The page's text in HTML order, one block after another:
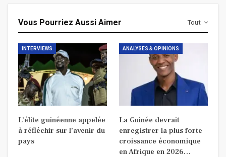
Tout
Vous Pourriez Aussi Aimer
INTERVIEWS
L’élite guinéenne appelée
à réfléchir sur l’avenir du
pays
ANALYSES & OPINIONS
La Guinée devrait
enregistrer la plus forte
croissance économique
en Afrique en 2026…